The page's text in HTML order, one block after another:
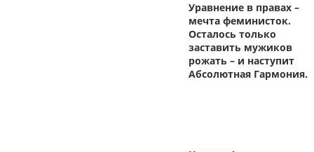
Уравнение в правах –
мечта феминисток.
Осталось только
заставить мужиков
рожать – и наступит
Абсолютная Гармония.